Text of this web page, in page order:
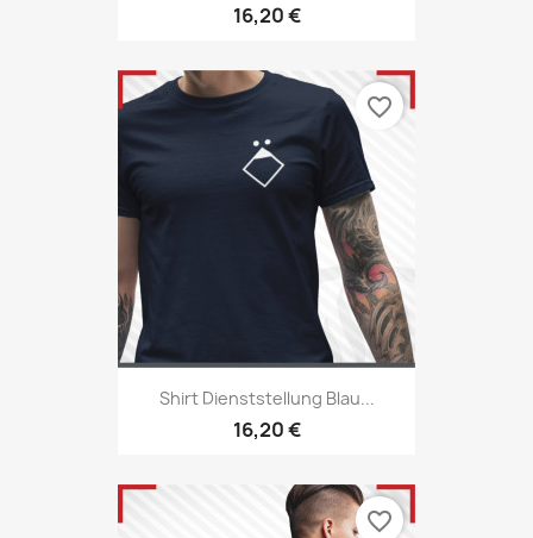
16,20 €
Shirt Dienststellung Blau...
16,20 €
favorite_border
favorite_border